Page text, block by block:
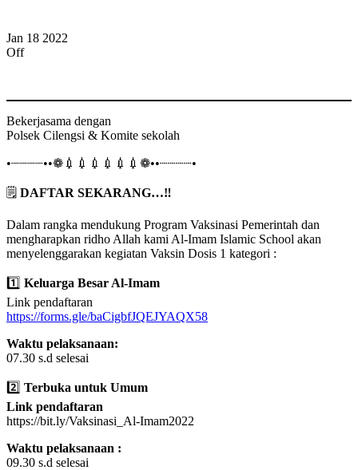
Jan 18 2022
Off
Bekerjasama dengan
Polsek Cilengsi & Komite sekolah
•┈┈┈┈••❁💉💉💉💉💉💉❁••┈┈┈┈•
🗒️ DAFTAR SEKARANG…‼
Dalam rangka mendukung Program Vaksinasi Pemerintah dan
mengharapkan ridho Allah kami Al-Imam Islamic School akan
menyelenggarakan kegiatan Vaksin Dosis 1 kategori :
1️⃣ Keluarga Besar Al-Imam
Link pendaftaran
https://forms.gle/baCigbfJQEJYAQX58
Waktu pelaksanaan:
07.30 s.d selesai
2️⃣ Terbuka untuk Umum
Link pendaftaran
https://bit.ly/Vaksinasi_Al-Imam2022
Waktu pelaksanaan :
09.30 s.d selesai